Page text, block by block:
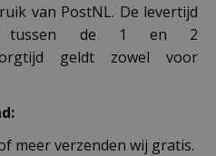
van PostNL. De levertijd
tussen de 1 en 2
geldt zowel voor
meer verzenden wij gratis.